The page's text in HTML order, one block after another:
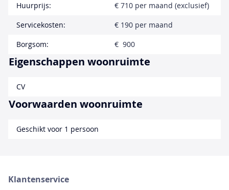
Huurprijs:
€ 710 per maand (exclusief)
Servicekosten:
€ 190 per maand
Borgsom:
€ 900
Eigenschappen woonruimte
CV
Voorwaarden woonruimte
Geschikt voor 1 persoon
Klantenservice